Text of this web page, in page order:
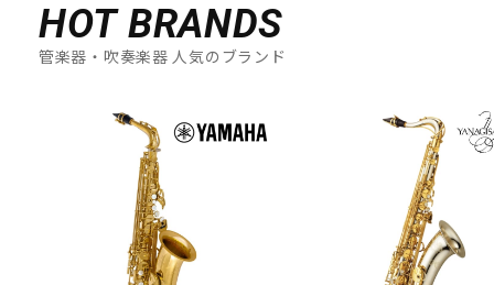
HOT BRANDS
管楽器・吹奏楽器 人気のブランド